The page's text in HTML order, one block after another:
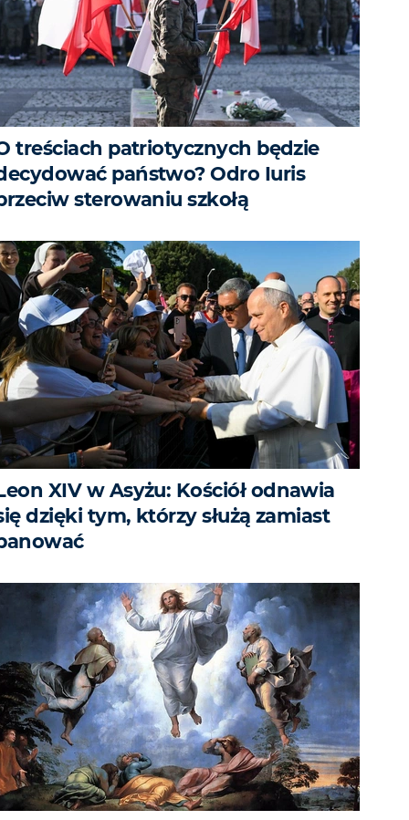
treściach patriotycznych będzie
państwo? Odro Iuris
sterowaniu szkołą
XIV w Asyżu: Kościół odnawia
dzięki tym, którzy służą zamiast